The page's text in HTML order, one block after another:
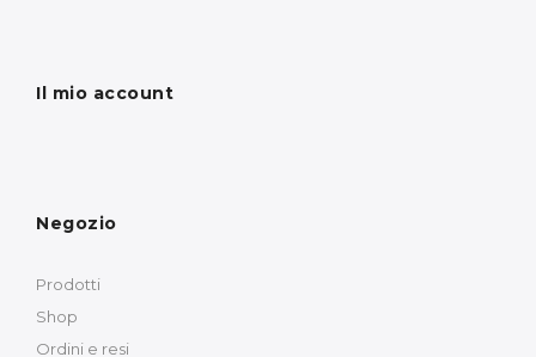
Il mio account
Negozio
Prodotti
Shop
Ordini e resi